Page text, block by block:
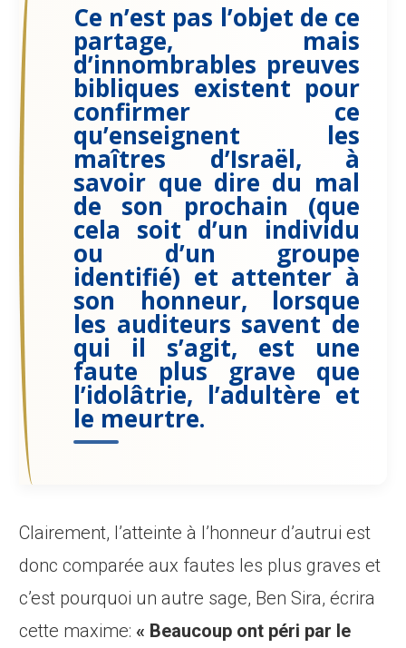
Ce n’est pas l’objet de ce
partage, mais
d’innombrables preuves
bibliques existent pour
confirmer ce
qu’enseignent les
maîtres d’Israël, à
savoir que dire du mal
de son prochain (que
cela soit d’un individu
ou d’un groupe
identifié) et attenter à
son honneur, lorsque
les auditeurs savent de
qui il s’agit, est une
faute plus grave que
l’idolâtrie, l’adultère et
le meurtre.
Clairement, l’atteinte à l’honneur d’autrui est
donc comparée aux fautes les plus graves et
c’est pourquoi un autre sage, Ben Sira, écrira
cette maxime:« Beaucoup ont péri par le